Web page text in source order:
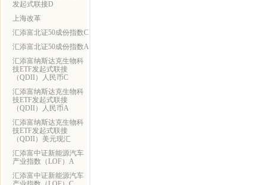
发起式联接D
上海改革
汇添富北证50成份指数C
汇添富北证50成份指数A
汇添富纳斯达克生物科
技ETF发起式联接
（QDII）人民币C
汇添富纳斯达克生物科
技ETF发起式联接
（QDII）人民币A
汇添富纳斯达克生物科
技ETF发起式联接
（QDII）美元现汇
汇添富中证新能源汽车
产业指数（LOF）A
汇添富中证新能源汽车